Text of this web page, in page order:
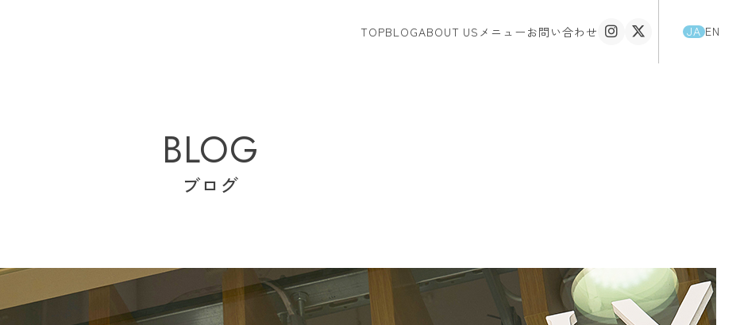
TOPBLOGABOUT US メニュー お問い合わせ EN
JA
BLOG
ブログ